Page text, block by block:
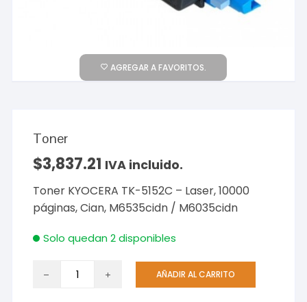
AGREGAR A FAVORITOS.
Toner
$3,837.21 IVA incluido.
Toner KYOCERA TK-5152C – Laser, 10000
páginas, Cian, M6535cidn / M6035cidn
Solo quedan 2 disponibles
Toner
AÑADIR AL CARRITO